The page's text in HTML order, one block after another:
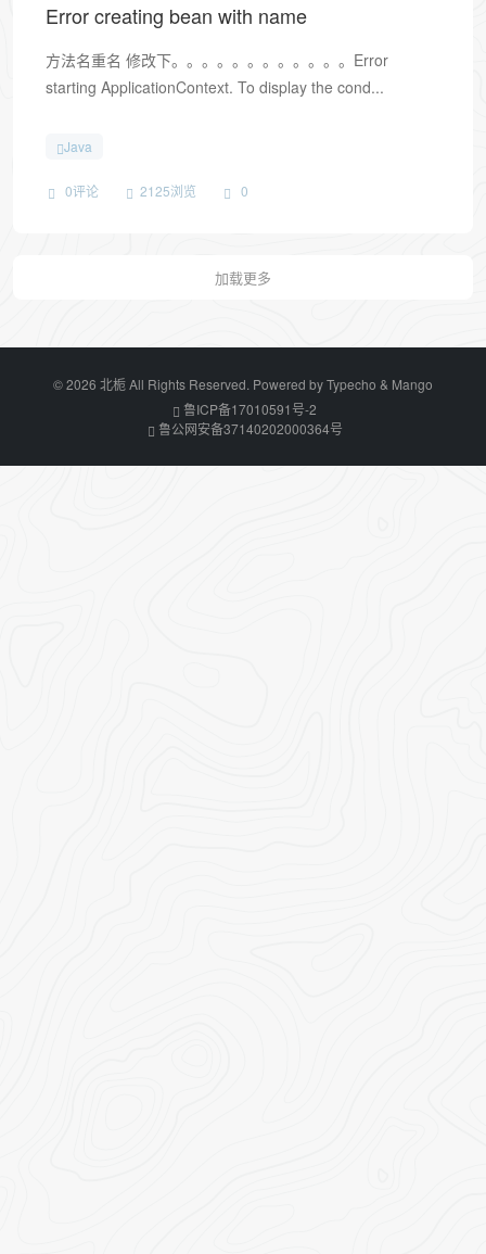
Error creating bean with name
方法名重名 修改下。。。。。。。。。。。。Error
starting ApplicationContext. To display the cond...
Java
0评论 2125浏览 0
加载更多
© 2026 北栀 All Rights Reserved. Powered byTypecho & Mango
鲁ICP备17010591号-2
鲁公网安备37140202000364号